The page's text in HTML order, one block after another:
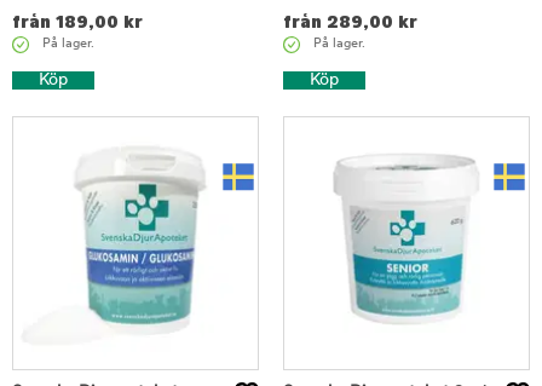
från 189,00 kr
På lager.
Köp
från 289,00 kr
På lager.
Köp